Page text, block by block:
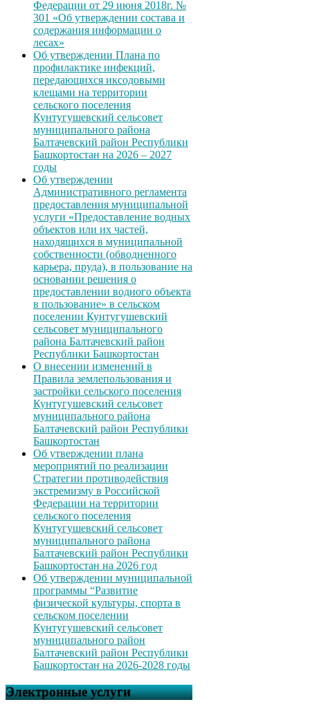
Федерации от 29 июня 2018г. №
301 «Об утверждении состава и
содержания информации о
лесах»
Об утверждении Плана по
профилактике инфекций,
передающихся иксодовыми
клещами на территории
сельского поселения
Кунтугушевский сельсовет
муниципального района
Балтачевский район Республики
Башкортостан на 2026 – 2027
годы
Об утверждении
Административного регламента
предоставления муниципальной
услуги «Предоставление водных
объектов или их частей,
находящихся в муниципальной
собственности (обводненного
карьера, пруда), в пользование на
основании решения о
предоставлении водного объекта
в пользование» в сельском
поселении Кунтугушевский
сельсовет муниципального
района Балтачевский район
Республики Башкортостан
О внесении изменений в
Правила землепользования и
застройки сельского поселения
Кунтугушевский сельсовет
муниципального района
Балтачевский район Республики
Башкортостан
Об утверждении плана
мероприятий по реализации
Стратегии противодействия
экстремизму в Российской
Федерации на территории
сельского поселения
Кунтугушевский сельсовет
муниципального района
Балтачевский район Республики
Башкортостан на 2026 год
Об утверждении муниципальной
программы “Развитие
физической культуры, спорта в
сельском поселении
Кунтугушевский сельсовет
муниципального район
Балтачевский район Республики
Башкортостан на 2026-2028 годы
Электронные услуги